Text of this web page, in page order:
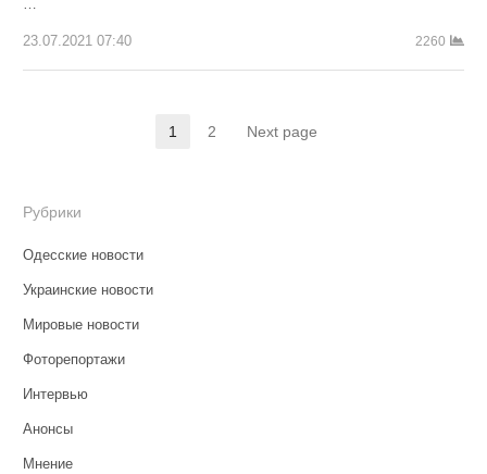
23.07.2021 07:40 2260
Страница
1 Страница
2 Next page
Рубрики
Одесские новости
Украинские новости
Мировые новости
Фоторепортажи
Интервью
Анонсы
Мнение